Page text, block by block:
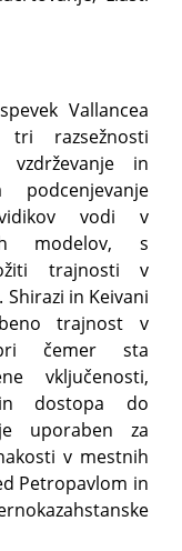
Vallancea
razsežnosti
vzdrževanje in
vodi v
modelov, s
trajnosti v
in Keivani
trajnost v
čemer sta
vključenosti,
in dostopa do
uporaben za
v mestnih
Petropavlom in